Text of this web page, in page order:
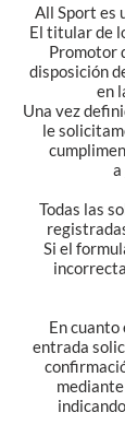
All Sport es
El titular de
Promotor
disposición
en
Una vez
le
a
Todas las
Si el
En
entrada